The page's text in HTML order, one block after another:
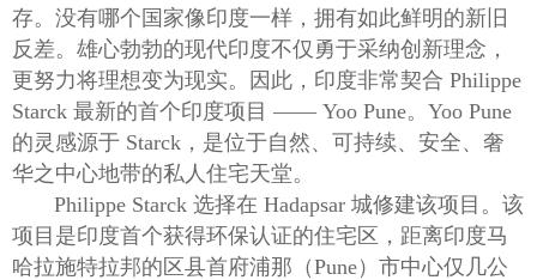
存。没有哪个国家像印度一样，拥有如此鲜明的新旧
反差。雄心勃勃的现代印度不仅勇于采纳创新理念，
更努力将理想变为现实。因此，印度非常契合 Philippe
Starck 最新的首个印度项目 —— Yoo Pune。Yoo Pune
的灵感源于 Starck，是位于自然、可持续、安全、奢
华之中心地带的私人住宅天堂。
Philippe Starck 选择在 Hadapsar 城修建该项目。该
项目是印度首个获得环保认证的住宅区，距离印度马
哈拉施特拉邦的区县首府浦那（Pune）市中心仅几公